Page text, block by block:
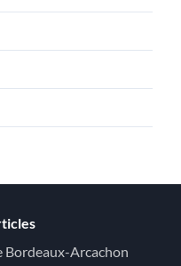
Bordeaux-Arcachon